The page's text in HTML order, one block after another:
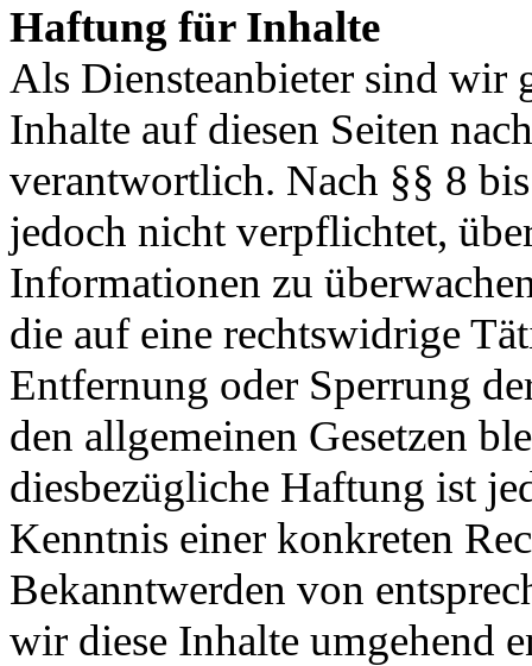
Haftung für Inhalte
Als Diensteanbieter sind wir
Inhalte auf diesen Seiten
verantwortlich. Nach §§ 8
jedoch nicht verpflichtet,
Informationen zu
die auf eine rechtswidrige
Entfernung oder Sperrung
den allgemeinen Gesetzen
diesbezügliche Haftung ist
Kenntnis einer konkreten
Bekanntwerden von
wir diese Inhalte umgehend